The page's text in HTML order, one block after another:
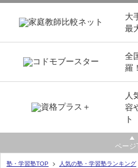
大
最
全
羅
人
容
ト
ページ
塾・学習塾TOP 人気の塾・学習塾ランキング